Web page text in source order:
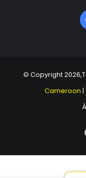
© Copyright
Cameroon